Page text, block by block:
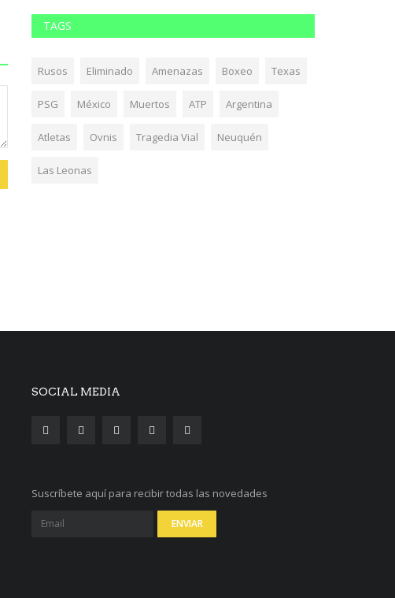
TAGS
Rusos Eliminado Amenazas Boxeo Texas
PSG México Muertos ATP Argentina
Atletas Ovnis Tragedia Vial Neuquén
Las Leonas
SOCIAL MEDIA
Suscríbete aquí para recibir todas las novedades